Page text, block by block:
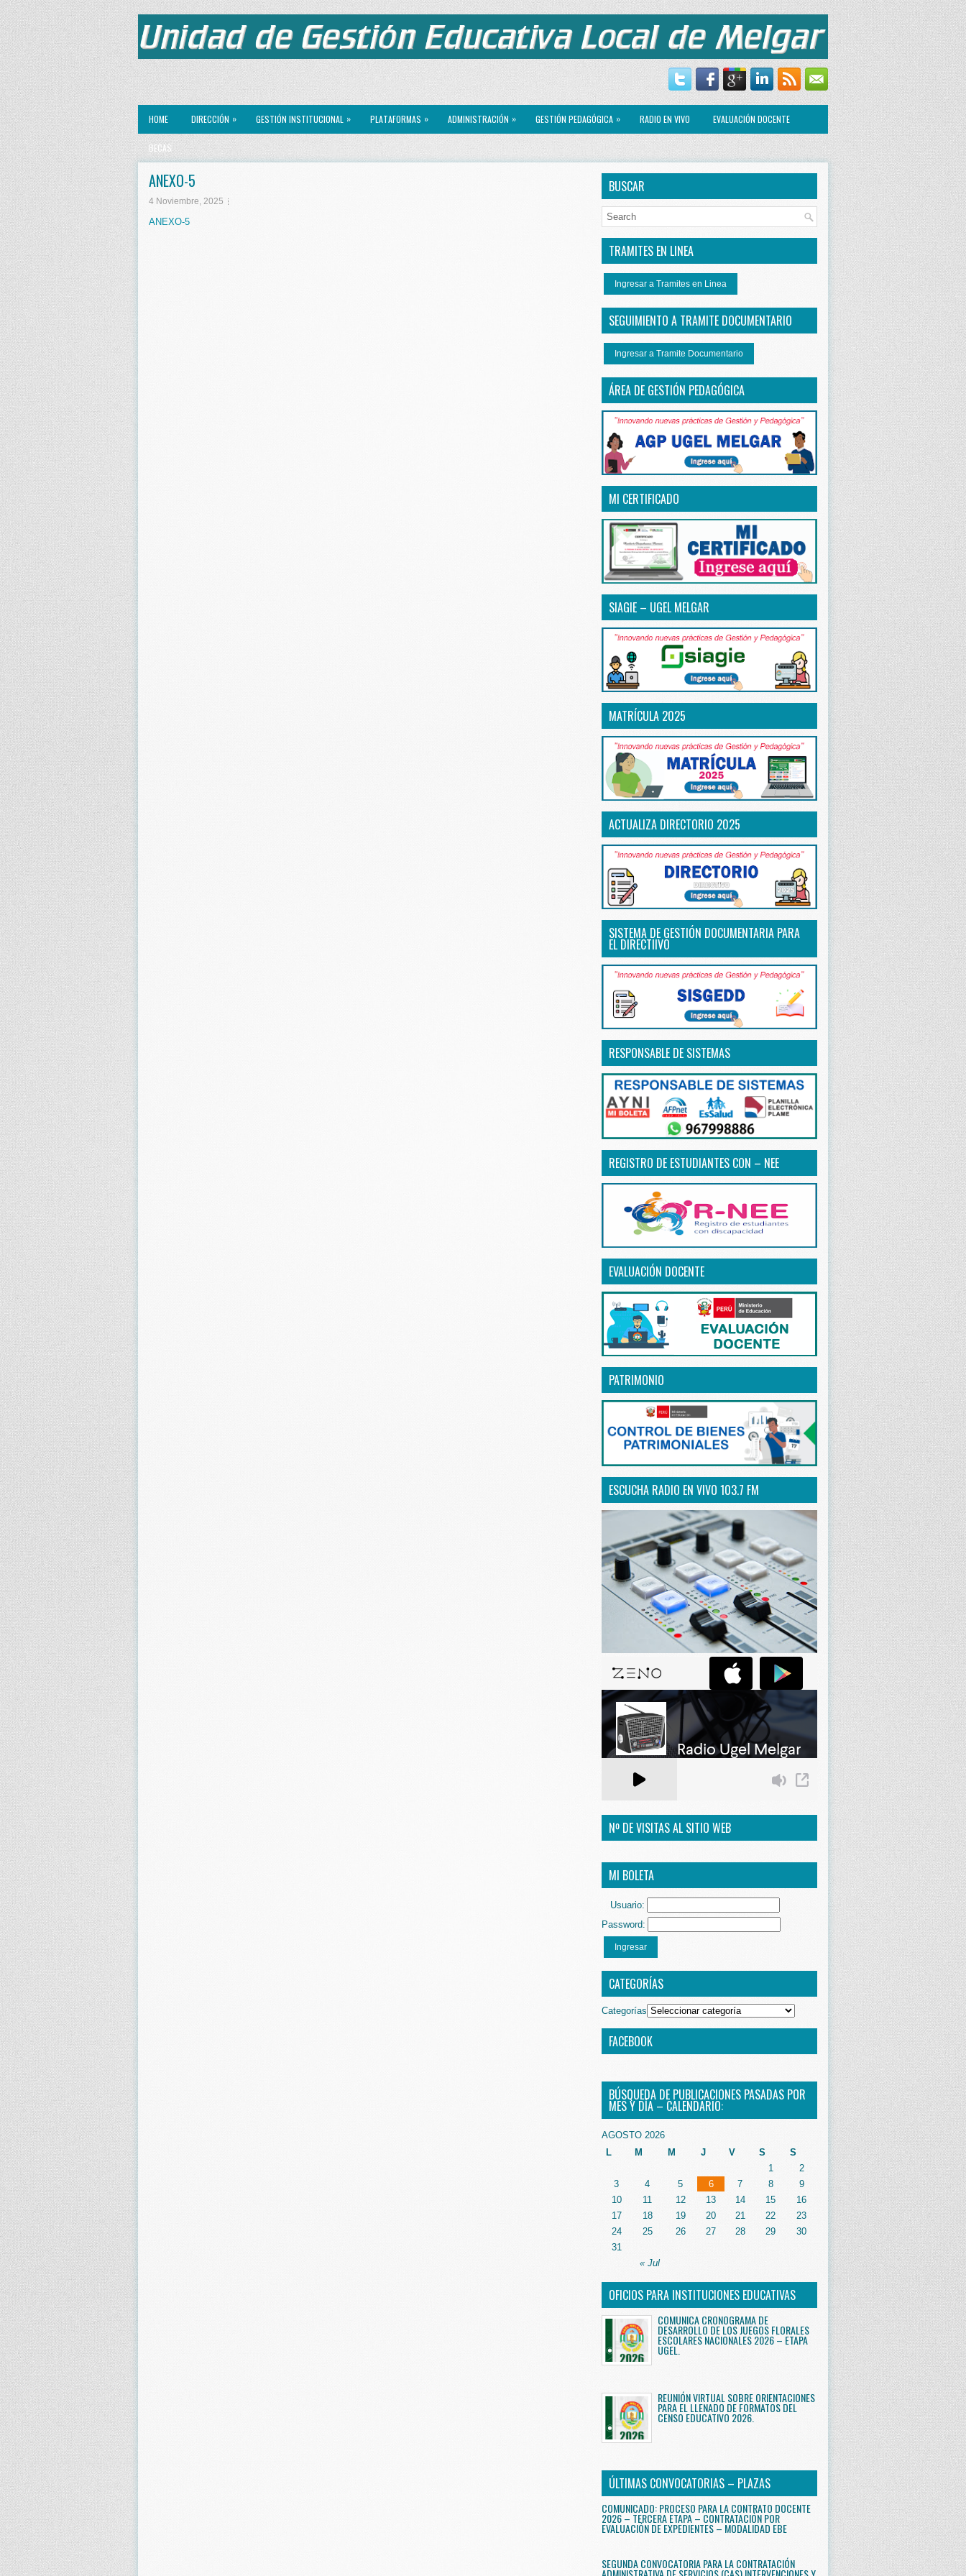
HOME DIRECCIÓN » GESTIÓN INSTITUCIONAL » PLATAFORMAS » ADMINISTRACIÓN » GESTIÓN PEDAGÓGICA » RADIO EN VIVO EVALUACIÓN DOCENTE
BECAS
ANEXO-5
4 Noviembre, 2025
ANEXO-5
BUSCAR
TRAMITES EN LINEA
Ingresar a Tramites en Linea
SEGUIMIENTO A TRAMITE DOCUMENTARIO
Ingresar a Tramite Documentario
ÁREA DE GESTIÓN PEDAGÓGICA
MI CERTIFICADO
SIAGIE – UGEL MELGAR
MATRÍCULA 2025
ACTUALIZA DIRECTORIO 2025
SISTEMA DE GESTIÓN DOCUMENTARIA PARA
EL DIRECTIIVO
RESPONSABLE DE SISTEMAS
REGISTRO DE ESTUDIANTES CON – NEE
EVALUACIÓN DOCENTE
PATRIMONIO
ESCUCHA RADIO EN VIVO 103.7 FM
Nº DE VISITAS AL SITIO WEB
MI BOLETA
Usuario:
Password:
Ingresar
CATEGORÍAS
Categorías
FACEBOOK
BÚSQUEDA DE PUBLICACIONES PASADAS POR
MES Y DÍA – CALENDARIO:
AGOSTO 2026
L
M M J V S S
« Jul
1
2
3
4 5 6 7 8
9
10
11 12 13 14 15
16
17
18 19 20 21 22
23
24
25 26 27 28 29
30
31
OFICIOS PARA INSTITUCIONES EDUCATIVAS
COMUNICA CRONOGRAMA DE
DESARROLLO DE LOS JUEGOS FLORALES
ESCOLARES NACIONALES 2026 – ETAPA
UGEL.
REUNIÓN VIRTUAL SOBRE ORIENTACIONES
PARA EL LLENADO DE FORMATOS DEL
CENSO EDUCATIVO 2026.
ÚLTIMAS CONVOCATORIAS – PLAZAS
COMUNICADO: PROCESO PARA LA CONTRATO DOCENTE
2026 – TERCERA ETAPA – CONTRATACIÓN POR
EVALUACIÓN DE EXPEDIENTES – MODALIDAD EBE
SEGUNDA CONVOCATORIA PARA LA CONTRATACIÓN